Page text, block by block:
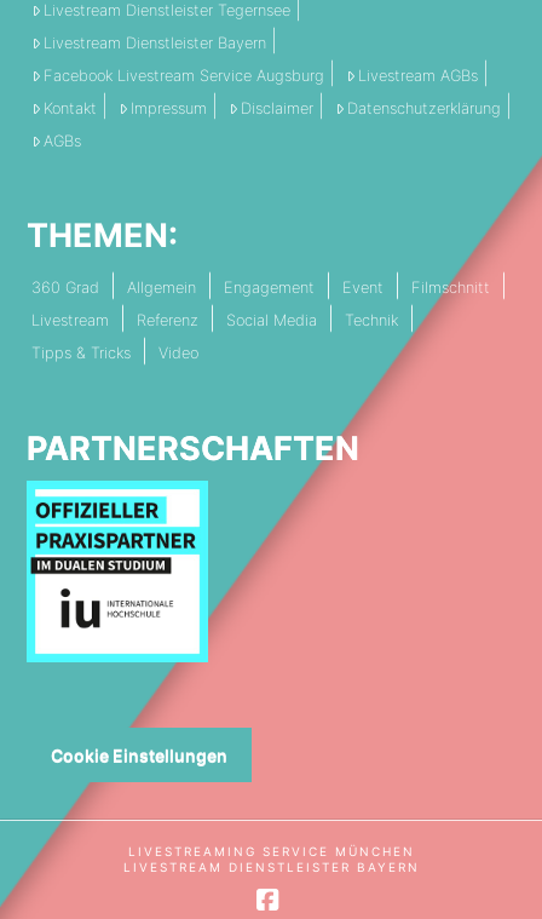
Livestream Dienstleister Tegernsee
Livestream Dienstleister Bayern
Facebook Livestream Service Augsburg
Livestream AGBs
Kontakt
Impressum Disclaimer
Datenschutzerklärung
AGBs
THEMEN:
360 Grad Allgemein Engagement Event
Filmschnitt
Livestream
Referenz Social Media
Technik
Tipps & Tricks
Video
PARTNERSCHAFTEN
Cookie Einstellungen
LIVESTREAMING SERVICE MÜNCHEN
LIVESTREAM DIENSTLEISTER BAYERN